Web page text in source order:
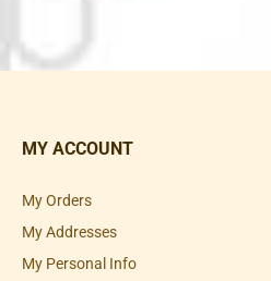
MY ACCOUNT
My Orders
My Addresses
My Personal Info